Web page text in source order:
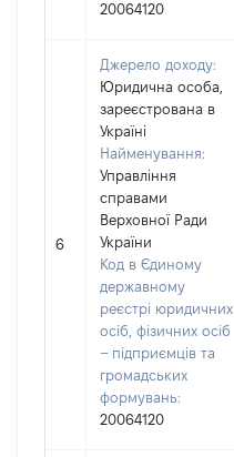
20064120
6
Джерело доходу:
Юридична особа,
зареєстрована в
Україні
Найменування:
Управління
справами
Верховної Ради
України
Код в Єдиному
державному
реєстрі юридичних
осіб, фізичних осіб
– підприємців та
громадських
формувань:
20064120